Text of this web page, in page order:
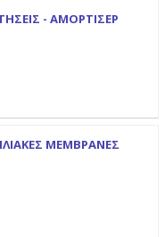
- ΑΜΟΡΤΙΣΕΡ
ΜΕΜΒΡΑΝΕΣ